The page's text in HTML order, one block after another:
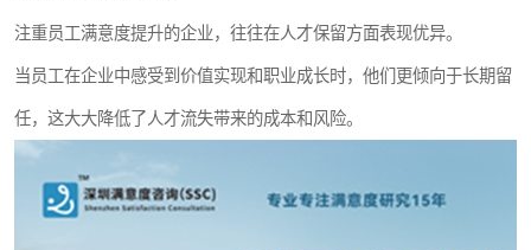
注重员工满意度提升的企业，往往在人才保留方面表现优异。
当员工在企业中感受到价值实现和职业成长时，他们更倾向于长期留
任，这大大降低了人才流失带来的成本和风险。